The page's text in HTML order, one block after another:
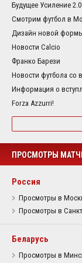
Будущее Усиление 2.0
Смотрим футбол в
Дизайн новой
Новости Calcio
Франко Барези
Новости футбола со
Информация о
Forza Azzurri!
ПРОСМОТРЫ
Россия
Просмотры в
Просмотры в
Беларусь
Просмотры в